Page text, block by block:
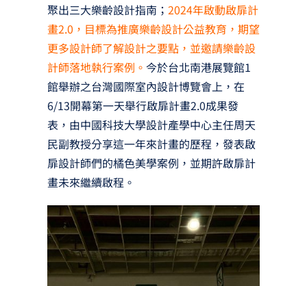
聚出三大樂齡設計指南； 2024年啟動啟扉計
畫2.0，目標為推廣樂齡設計公益教育，期望
更多設計師了解設計之要點，並邀請樂齡設
計師落地執行案例。 今於台北南港展覽館1
館舉辦之台灣國際室內設計博覽會上，在
6/13開幕第一天舉行啟扉計畫2.0成果發
表，由中國科技大學設計產學中心主任周天
民副教授分享這一年來計畫的歷程，發表啟
扉設計師們的橘色美學案例，並期許啟扉計
畫未來繼續啟程。